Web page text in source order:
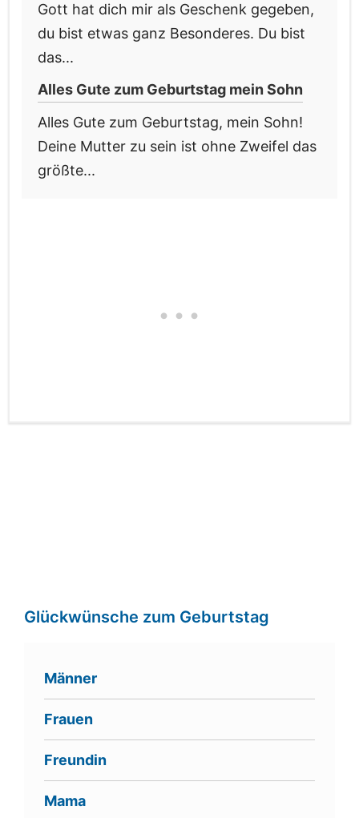
Gott hat dich mir als Geschenk gegeben,
du bist etwas ganz Besonderes. Du bist
das...
Alles Gute zum Geburtstag mein Sohn
Alles Gute zum Geburtstag, mein Sohn!
Deine Mutter zu sein ist ohne Zweifel das
größte...
Glückwünsche zum Geburtstag
Männer
Frauen
Freundin
Mama